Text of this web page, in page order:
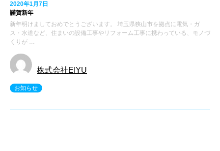
2020年1月7日
謹賀新年
新年明けましておめでとうございます。 埼玉県狭山市を拠点に電気・ガ
ス・水道など、住まいの設備工事やリフォーム工事に携わっている、モノづ
くりが …
株式会社EIYU
お知らせ